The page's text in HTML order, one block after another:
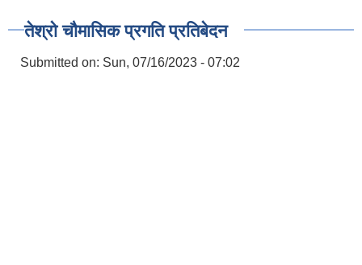
तेश्रो चौमासिक प्रगति प्रतिबेदन
Submitted on: Sun, 07/16/2023 - 07:02